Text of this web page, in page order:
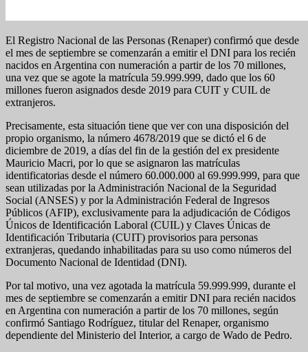
El Registro Nacional de las Personas (Renaper) confirmó que desde
el mes de septiembre se comenzarán a emitir el DNI para los recién
nacidos en Argentina con numeración a partir de los 70 millones,
una vez que se agote la matrícula 59.999.999, dado que los 60
millones fueron asignados desde 2019 para CUIT y CUIL de
extranjeros.
Precisamente, esta situación tiene que ver con una disposición del
propio organismo, la número 4678/2019 que se dictó el 6 de
diciembre de 2019, a días del fin de la gestión del ex presidente
Mauricio Macri, por lo que se asignaron las matrículas
identificatorias desde el número 60.000.000 al 69.999.999, para que
sean utilizadas por la Administración Nacional de la Seguridad
Social (ANSES) y por la Administración Federal de Ingresos
Públicos (AFIP), exclusivamente para la adjudicación de Códigos
Únicos de Identificación Laboral (CUIL) y Claves Únicas de
Identificación Tributaria (CUIT) provisorios para personas
extranjeras, quedando inhabilitadas para su uso como números del
Documento Nacional de Identidad (DNI).
Por tal motivo, una vez agotada la matrícula 59.999.999, durante el
mes de septiembre se comenzarán a emitir DNI para recién nacidos
en Argentina con numeración a partir de los 70 millones, según
confirmó Santiago Rodríguez, titular del Renaper, organismo
dependiente del Ministerio del Interior, a cargo de Wado de Pedro.